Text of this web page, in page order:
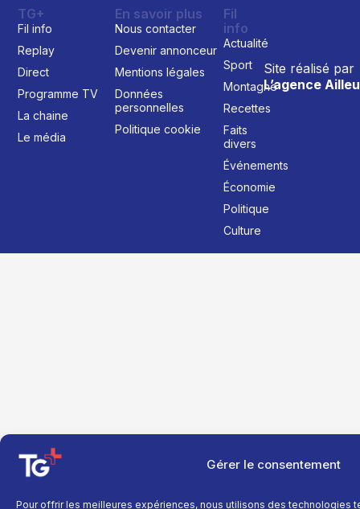
Gérer le consentement
Pour offrir les meilleures expériences, nous utilisons des technologies
Site réalisé par
L’agence
TG+
Fil info
Replay
Direct
Programme TV
La chaine
Le média
En savoir plus
Nous contacter
Devenir annonceur
Mentions légales
Données
personnelles
Politique cookie
Fil
info
Actualité
Sport
Montagne
Recettes
Faits
divers
Événements
Économie
Politique
Culture